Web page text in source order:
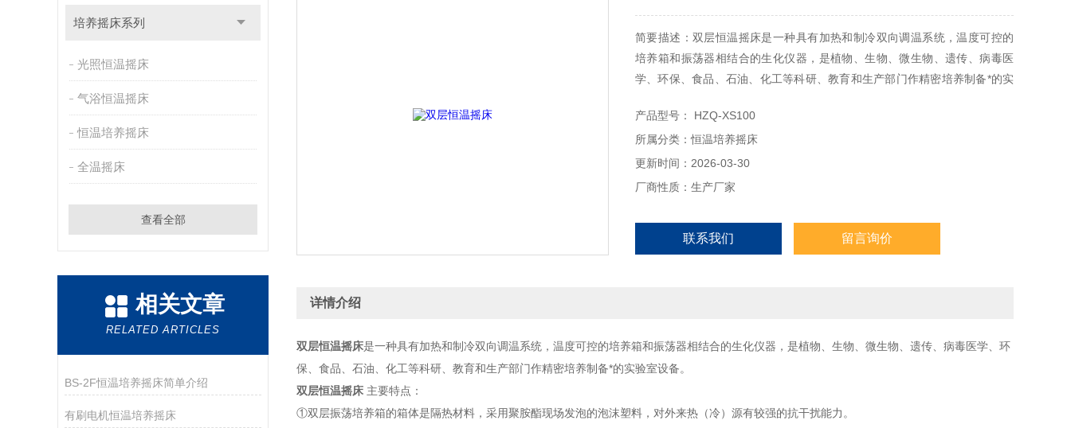
培养摇床系列
光照恒温摇床
气浴恒温摇床
恒温培养摇床
全温摇床
查看全部
相关文章
RELATED ARTICLES
BS-2F恒温培养摇床简单介绍
有刷电机恒温培养摇床
简要描述：双层恒温摇床是一种具有加热和制冷双向调温系统，温度可控的
培养箱和振荡器相结合的生化仪器，是植物、生物、微生物、遗传、病毒医
学、环保、食品、石油、化工等科研、教育和生产部门作精密培养制备*的实
产品型号： HZQ-XS100
所属分类：恒温培养摇床
更新时间：2026-03-30
厂商性质：生产厂家
联系我们 留言询价
详情介绍
双层恒温摇床是一种具有加热和制冷双向调温系统，温度可控的培养箱和振荡器相结合的生化仪器，是植物、生物、微生物、遗传、病毒医学、环
保、食品、石油、化工等科研、教育和生产部门作精密培养制备*的实验室设备。
双层恒温摇床 主要特点：
①双层振荡培养箱的箱体是隔热材料，采用聚胺酯现场发泡的泡沫塑料，对外来热（冷）源有较强的抗干扰能力。